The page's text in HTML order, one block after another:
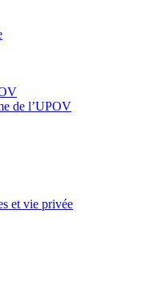
de l’UPOV
et vie privée